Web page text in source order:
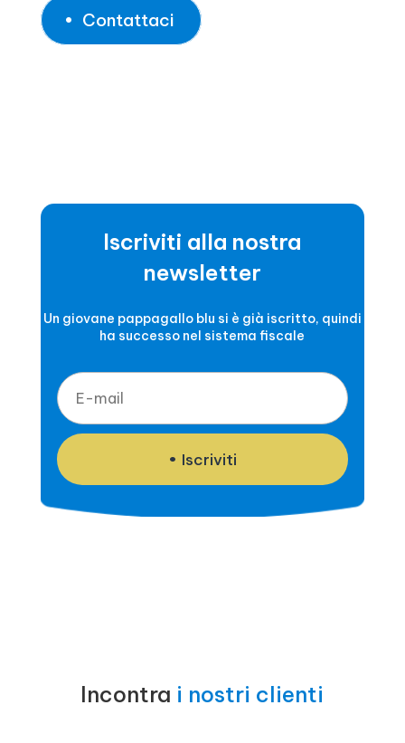
Contattaci
Iscriviti alla nostra
newsletter
Un giovane pappagallo blu si è già iscritto, quindi
ha successo nel sistema fiscale
Iscriviti
Incontra i nostri clienti